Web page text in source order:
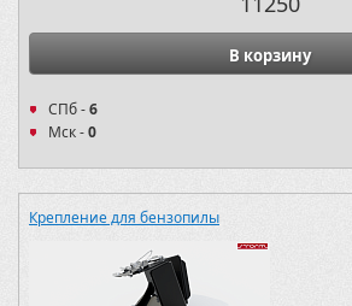
В корзину
СПб -6
Мск -0
Крепление для бензопилы